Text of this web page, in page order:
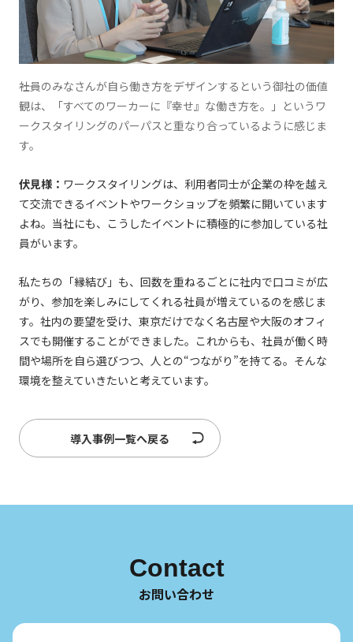
――社員のみなさんが⾃ら働き⽅をデザインするという御社の価値
観は、「すべてのワーカーに『幸せ』な働き⽅を。」というワ
ークスタイリングのパーパスと重なり合っているように感じま
す。
伏⾒様： ワークスタイリングは、利⽤者同⼠が企業の枠を越え
て交流できるイベントやワークショップを頻繁に開いています
よね。当社にも、こうしたイベントに積極的に参加している社
員がいます。
私たちの「縁結び」も、回数を重ねるごとに社内で⼝コミが広
がり、参加を楽しみにしてくれる社員が増えているのを感じま
す。社内の要望を受け、東京だけでなく名古屋や⼤阪のオフィ
スでも開催することができました。これからも、社員が働く時
間や場所を⾃ら選びつつ、⼈との“つながり”を持てる。そんな
環境を整えていきたいと考えています。
導入事例一覧へ戻る
Contact
お問い合わせ